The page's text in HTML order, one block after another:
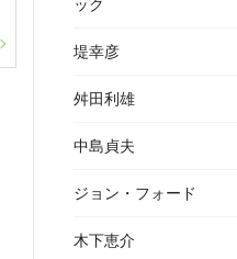
ック
堤幸彦
舛田利雄
中島貞夫
ジョン・フォード
木下恵介